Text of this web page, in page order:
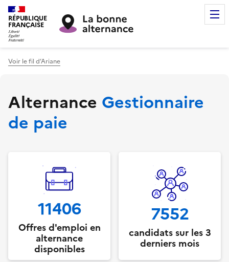
RÉPUBLIQUE
FRANÇAISE
Voir le fil d’Ariane
Alternance Gestionnaire
de paie
11406
Offres d'emploi en
alternance
disponibles
7552
candidats sur les 3
derniers mois